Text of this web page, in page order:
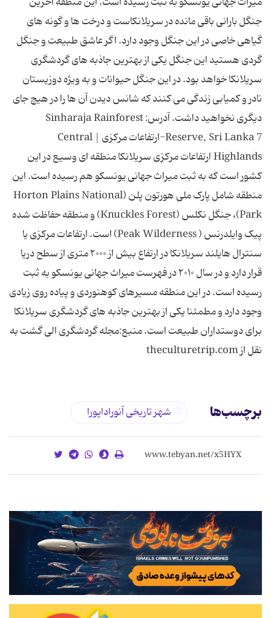
جنگل بارانی باقی مانده در سریلانکاست و درخت ها و گونه های
گیاهی خاصی در این جنگل وجود دارد. اگر عاشق طبیعت و جنگل
گردی هستید این جنگل یکی از بهترین جاذبه های گردشگری
سریلانکا خواهد بود. در این جنگل حیوانات و به ویژه دوزیستان
نادر و کمیابی زندگی می کنند که شانس دیدن آن ها را در هیچ جای
دیگری نخواهید داشت. آدرس: Sinharaja Rainforest
Reserve, Sri Lanka 7-ارتفاعات مرکزی | Central
Highlands ارتفاعات مرکزی سریلانکا منطقه ای وسیع در این
کشور است که به ثبت میراث جهانی یونسکو هم رسیده است. این
منطقه شامل پارک ملی هورتون پلن (Horton Plains National
Park)، جنگل نکلس (Knuckles Forest) و منطقه حفاظت شده
پیک وایلدرنس ( Peak Wilderness) است. ارتفاعات مرکزی یا
سنترال هایلند سریلانکا در ارتفاع بیش از ۲۰۰۰ متری از سطح دریا
قرار دارد و در سال ۲۰۱۰ در فهرست میراث جهانی یونسکو به ثبت
رسیده است. در این منطقه مسیرهای کوهنوردی و پیاده روی زیادی
وجود دارد و مطمئنا یکی از بهترین جاذبه های گردشگری سریلانکا
برای دوستداران طبیعت است. منبع:مجله گردشگری الی گشت به
نقل از theculturetrip.com
برچسب‌ها شهر تاریخی آنوراداپورا